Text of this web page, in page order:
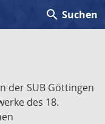
search Suchen
der SUB Göttingen
des 18.